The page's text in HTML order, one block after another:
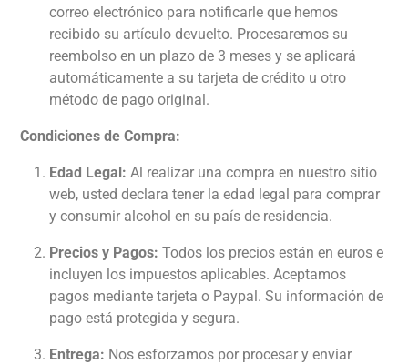
correo electrónico para notificarle que hemos
recibido su artículo devuelto. Procesaremos su
reembolso en un plazo de 3 meses y se aplicará
automáticamente a su tarjeta de crédito u otro
método de pago original.
Condiciones de Compra:
Edad Legal: Al realizar una compra en nuestro sitio
web, usted declara tener la edad legal para comprar
y consumir alcohol en su país de residencia.
Precios y Pagos: Todos los precios están en euros e
incluyen los impuestos aplicables. Aceptamos
pagos mediante tarjeta o Paypal. Su información de
pago está protegida y segura.
Entrega: Nos esforzamos por procesar y enviar